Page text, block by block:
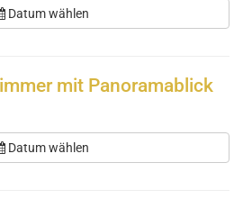
Datum wählen
mit Panoramablick
Datum wählen